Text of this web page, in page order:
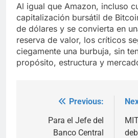
Al igual que Amazon, incluso
capitalización bursátil de
de dólares y se convierta en
reserva de valor, los críticos
ciegamente una burbuja, sin
propósito, estructura y
navigation
Previous:
Para el Jefe del
Banco Central